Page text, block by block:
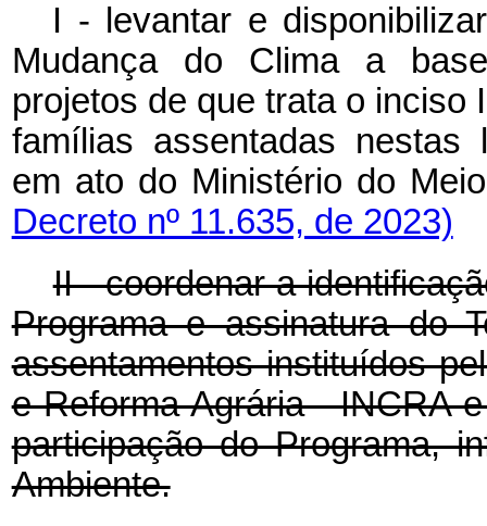
I - levantar e
Mudança do Clima a
projetos de que trata o inciso
famílias assentadas nestas
em ato do Ministério do
Decreto nº 11.635, de 2023)
II - coordenar a
Programa e assinatura do
assentamentos instituídos
e Reforma Agrária - INCRA
participação do Programa,
Ambiente.